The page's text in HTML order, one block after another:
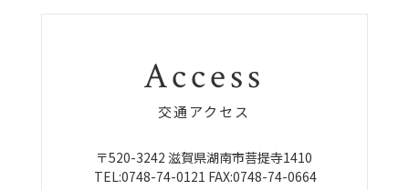
Access
交通アクセス
〒520-3242 滋賀県湖南市菩提寺1410
TEL:0748-74-0121 FAX:0748-74-0664